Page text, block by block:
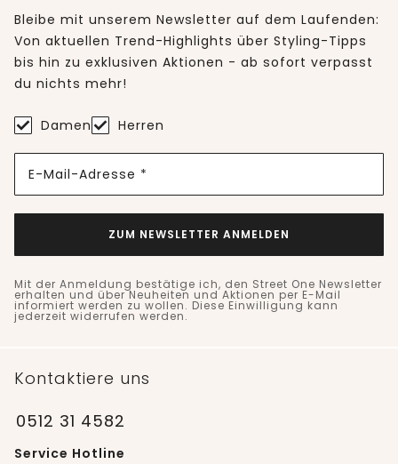
Bleibe mit unserem Newsletter auf dem Laufenden:
Von aktuellen Trend-Highlights über Styling-Tipps
bis hin zu exklusiven Aktionen - ab sofort verpasst
du nichts mehr!
Damen Herren
E-Mail-Adresse *
ZUM NEWSLETTER ANMELDEN
Mit der Anmeldung bestätige ich, den Street One Newsletter
erhalten und über Neuheiten und Aktionen per E-Mail
informiert werden zu wollen. Diese Einwilligung kann
jederzeit widerrufen werden.
Kontaktiere uns
0512 31 4582
Service Hotline